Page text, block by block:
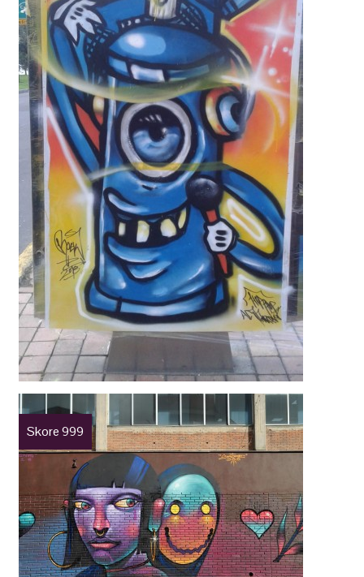
Skore 999